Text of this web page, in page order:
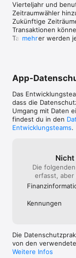
Übersichtliche
einen Blick.
Budgetplaner:
Geteilte
160+ Währungen:
Leistungsstarke
Ständig besser
Wir entwickeln Pefi
Finanzen
Lade Pefi jetzt
Vierteljahr und
Zeitraumwähler
Zukünftige
Transaktionen
Tausender werden
mehr
App-
Das
dass die
Umgang mit Daten
findest du in den
Entwicklungsteams.
Die
erfasst,
Kennungen
Die
von den
Weitere Infos